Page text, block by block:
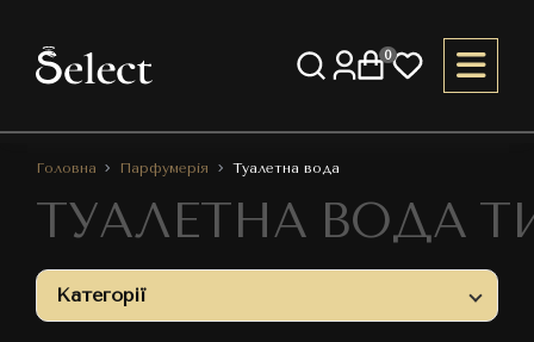
0
Головна Парфумерія Туалетна вода
ТУАЛЕТНА ВОДА
Категорії